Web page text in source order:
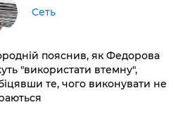
Сеть
пояснив, як Федорова
"використати втемну",
те, чого виконувати не